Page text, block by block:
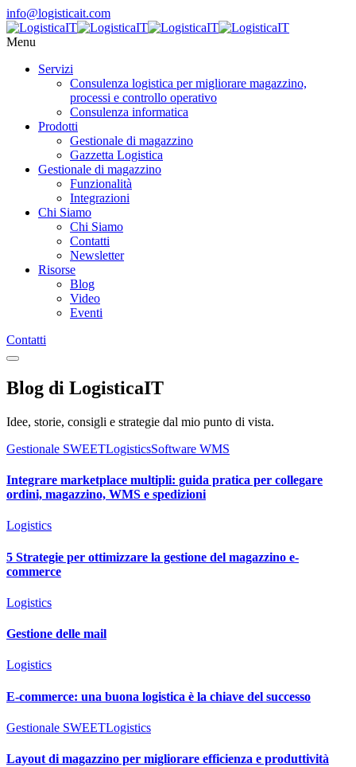
info@logisticait.com
Menu
Servizi
Consulenza logistica per migliorare magazzino,
processi e controllo operativo
Consulenza informatica
Prodotti
Gestionale di magazzino
Gazzetta Logistica
Gestionale di magazzino
Funzionalità
Integrazioni
Chi Siamo
Chi Siamo
Contatti
Newsletter
Risorse
Blog
Video
Eventi
Contatti
Blog di LogisticaIT
Idee, storie, consigli e strategie dal mio punto di vista.
Gestionale SWEETLogisticsSoftware WMS
Integrare marketplace multipli: guida pratica per collegare
ordini, magazzino, WMS e spedizioni
Logistics
5 Strategie per ottimizzare la gestione del magazzino e-
commerce
Logistics
Gestione delle mail
Logistics
E-commerce: una buona logistica è la chiave del successo
Gestionale SWEETLogistics
Layout di magazzino per migliorare efficienza e produttività